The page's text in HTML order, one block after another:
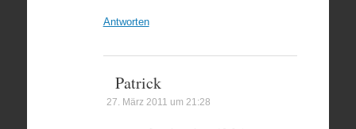
Antworten
Patrick
27. März 2011 um 21:28